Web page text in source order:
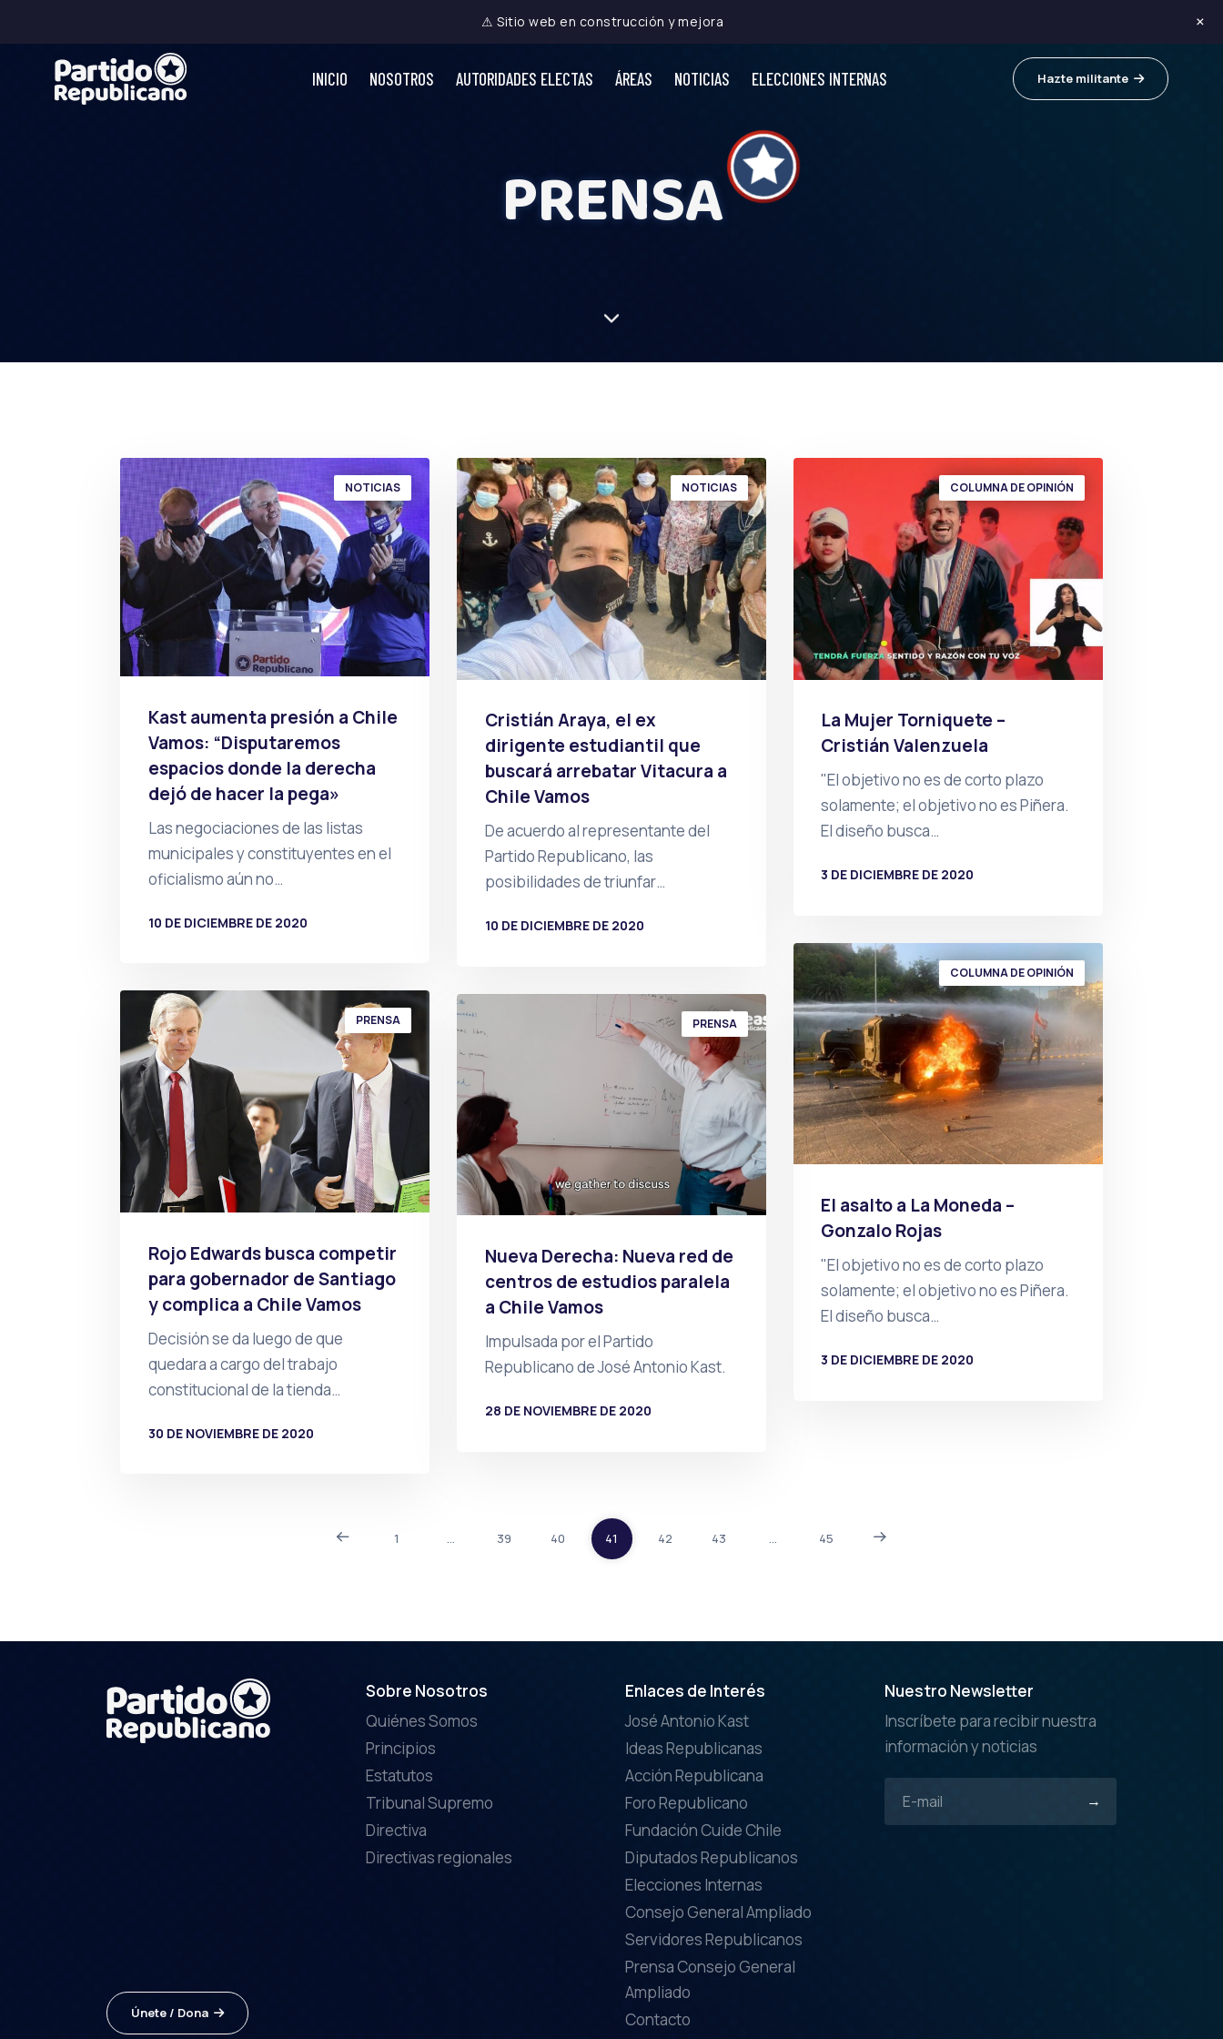
⚠ Sitio web en construcción y mejora ×
INICIO NOSOTROS AUTORIDADES ELECTAS ÁREAS NOTICIAS ELECCIONES INTERNAS Hazte militante
PRENSA
NOTICIAS
Kast aumenta presión a Chile
Vamos: “Disputaremos
espacios donde la derecha
dejó de hacer la pega»
Las negociaciones de las listas
municipales y constituyentes en el
oficialismo aún no…
10 DE DICIEMBRE DE 2020
NOTICIAS
Cristián Araya, el ex
dirigente estudiantil que
buscará arrebatar Vitacura a
Chile Vamos
De acuerdo al representante del
Partido Republicano, las
posibilidades de triunfar…
10 DE DICIEMBRE DE 2020
COLUMNA DE OPINIÓN
La Mujer Torniquete –
Cristián Valenzuela
"El objetivo no es de corto plazo
solamente; el objetivo no es Piñera.
El diseño busca…
3 DE DICIEMBRE DE 2020
COLUMNA DE OPINIÓN
El asalto a La Moneda –
Gonzalo Rojas
"El objetivo no es de corto plazo
solamente; el objetivo no es Piñera.
El diseño busca…
3 DE DICIEMBRE DE 2020
PRENSA
Rojo Edwards busca competir
para gobernador de Santiago
y complica a Chile Vamos
Decisión se da luego de que
quedara a cargo del trabajo
constitucional de la tienda…
30 DE NOVIEMBRE DE 2020
PRENSA
Nueva Derecha: Nueva red de
centros de estudios paralela
a Chile Vamos
Impulsada por el Partido
Republicano de José Antonio Kast.
28 DE NOVIEMBRE DE 2020
1 … 39 40 41 42 43 … 45
Únete / Dona
Sobre Nosotros
Quiénes Somos
Principios
Estatutos
Tribunal Supremo
Directiva
Directivas regionales
Enlaces de Interés
José Antonio Kast
Ideas Republicanas
Acción Republicana
Foro Republicano
Fundación Cuide Chile
Diputados Republicanos
Elecciones Internas
Consejo General Ampliado
Servidores Republicanos
Prensa Consejo General
Ampliado
Contacto
Nuestro Newsletter
Inscríbete para recibir nuestra
información y noticias